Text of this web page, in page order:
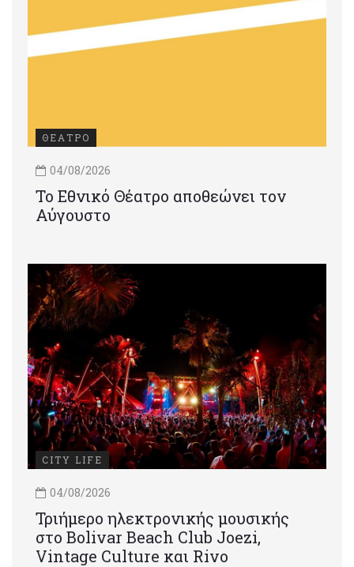
ΘΕΑΤΡΟ
04/08/2026
Το Εθνικό Θέατρο αποθεώνει τον
Αύγουστο
CITY LIFE
04/08/2026
Τριήμερο ηλεκτρονικής μουσικής
στο Bolivar Beach Club Joezi,
Vintage Culture και Rivo